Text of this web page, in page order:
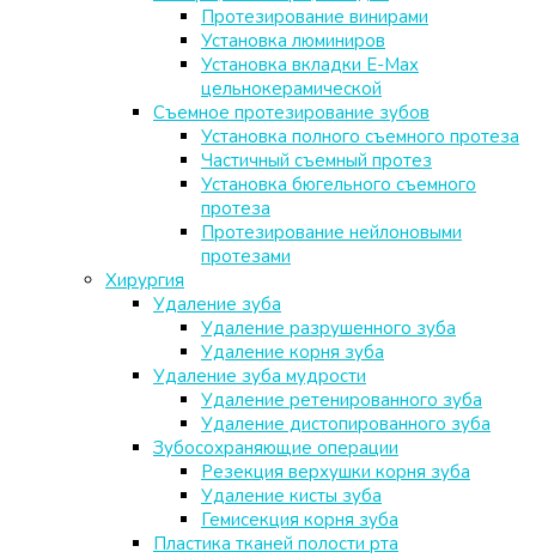
Протезирование винирами
Установка люминиров
Установка вкладки E-Max
цельнокерамической
Съемное протезирование зубов
Установка полного съемного протеза
Частичный съемный протез
Установка бюгельного съемного
протеза
Протезирование нейлоновыми
протезами
Хирургия
Удаление зуба
Удаление разрушенного зуба
Удаление корня зуба
Удаление зуба мудрости
Удаление ретенированного зуба
Удаление дистопированного зуба
Зубосохраняющие операции
Резекция верхушки корня зуба
Удаление кисты зуба
Гемисекция корня зуба
Пластика тканей полости рта